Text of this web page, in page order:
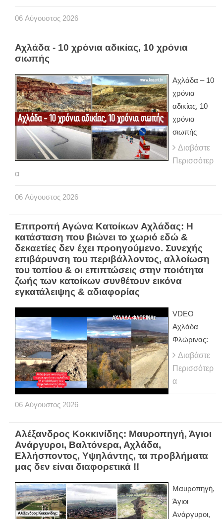
06 Αύγουστος 2026
Αχλάδα - 10 χρόνια αδικίας, 10 χρόνια
σιωπής
Αχλάδα – 10
χρόνια
αδικίας, 10
χρόνια
σιωπής
Διαβάστε
Περισσότερ
α
06 Αύγουστος 2026
Επιτροπή Αγώνα Κατοίκων Αχλάδας: Η
κατάσταση που βιώνει το χωριό εδώ &
δεκαετίες δεν έχει προηγούμενο. Συνεχής
επιβάρυνση του περιβάλλοντος, αλλοίωση
του τοπίου & οι επιπτώσεις στην ποιότητα
ζωής των κατοίκων συνθέτουν εικόνα
εγκατάλειψης & αδιαφορίας
VDEO
Αχλάδα
Φλώρινας:
Διαβάστε
Περισσότερ
α
06 Αύγουστος 2026
Αλέξανδρος Κοκκινίδης: Μαυροπηγή, Άγιοι
Ανάργυροι, Βαλτόνερα, Αχλάδα,
Ελλήσποντος, Υψηλάντης, τα προβλήματα
μας δεν είναι διαφορετικά !!
Μαυροπηγή,
Άγιοι
Ανάργυροι,